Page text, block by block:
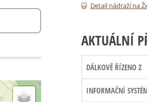
Detail nádraží na
AKTUÁLNÍ
DÁLKOVĚ ŘÍZENO Z
INFORMAČNÍ